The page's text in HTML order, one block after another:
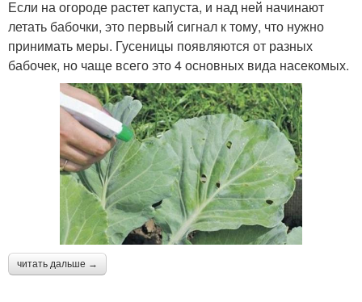
Если на огороде растет капуста, и над ней начинают
летать бабочки, это первый сигнал к тому, что нужно
принимать меры. Гусеницы появляются от разных
бабочек, но чаще всего это 4 основных вида насекомых.
читать дальше →